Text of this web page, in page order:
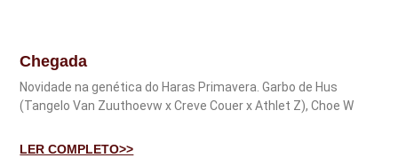
Chegada
Novidade na genética do Haras Primavera. Garbo de Hus
(Tangelo Van Zuuthoevw x Creve Couer x Athlet Z), Choe W
LER COMPLETO>>